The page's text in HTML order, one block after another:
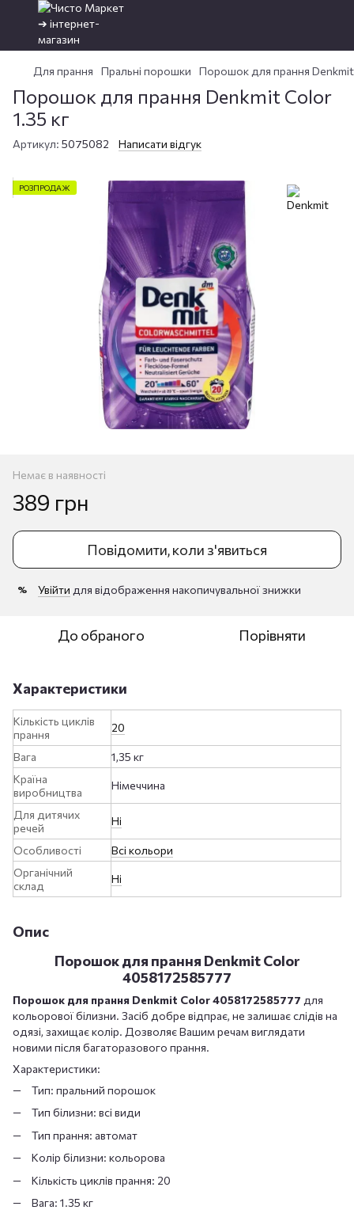
Для прання Пральні порошки Порошок для прання Denkmit
Порошок для прання Denkmit Color
1.35 кг
Артикул: 5075082 Написати відгук
РОЗПРОДАЖ
Немає в наявності
389 грн
Повідомити, коли з'явиться
% Увійти для відображення накопичувальної знижки
До обраного Порівняти
Характеристики
Кількість циклів
прання
20
Вага
1,35 кг
Країна
виробництва
Німеччина
Для дитячих
речей
Ні
Особливості
Всі кольори
Органічний
склад
Ні
Опис
Порошок для прання Denkmit Color
4058172585777
Порошок для прання Denkmit Color 4058172585777 для
кольорової білизни. Засіб добре відпрає, не залишає слідів на
одязі, захищає колір. Дозволяє Вашим речам виглядати
новими після багаторазового прання.
Характеристики:
Тип: пральний порошок
Тип білизни: всі види
Тип прання: автомат
Колір білизни: кольорова
Кількість циклів прання: 20
Вага: 1.35 кг